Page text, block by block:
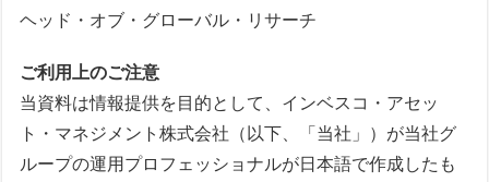
ヘッド・オブ・グローバル・リサーチ
ご利用上のご注意
当資料は情報提供を目的として、インベスコ・アセッ
ト・マネジメント株式会社（以下、「当社」）が当社グ
ループの運用プロフェッショナルが日本語で作成したも